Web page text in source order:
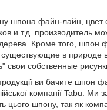
шпона файн-лайн, цвет
и т.д. производитель
Кроме того, шпон
существующие в природе
свои собственные
ви бачите шпон
компанії Tabu.
цього шпону, так як